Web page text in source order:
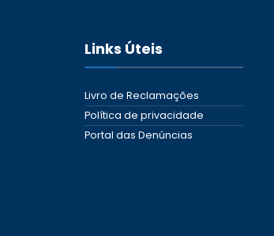
Links Úteis
Livro de Reclamações
Política de privacidade
Portal das Denúncias